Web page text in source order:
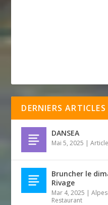
DERNIERS ARTICLES
DANSEA
Mai 5, 2025 |
Bruncher le
Rivage
Mar 4, 2025 |
Restaurant